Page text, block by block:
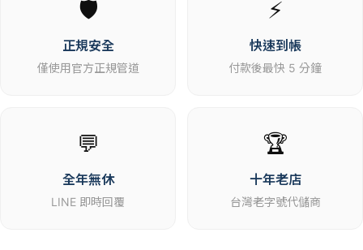
🛡️
正規安全
僅使用官方正規管道
⚡
快速到帳
付款後最快 5 分鐘
💬
全年無休
LINE 即時回覆
🏆
十年老店
台灣老字號代儲商